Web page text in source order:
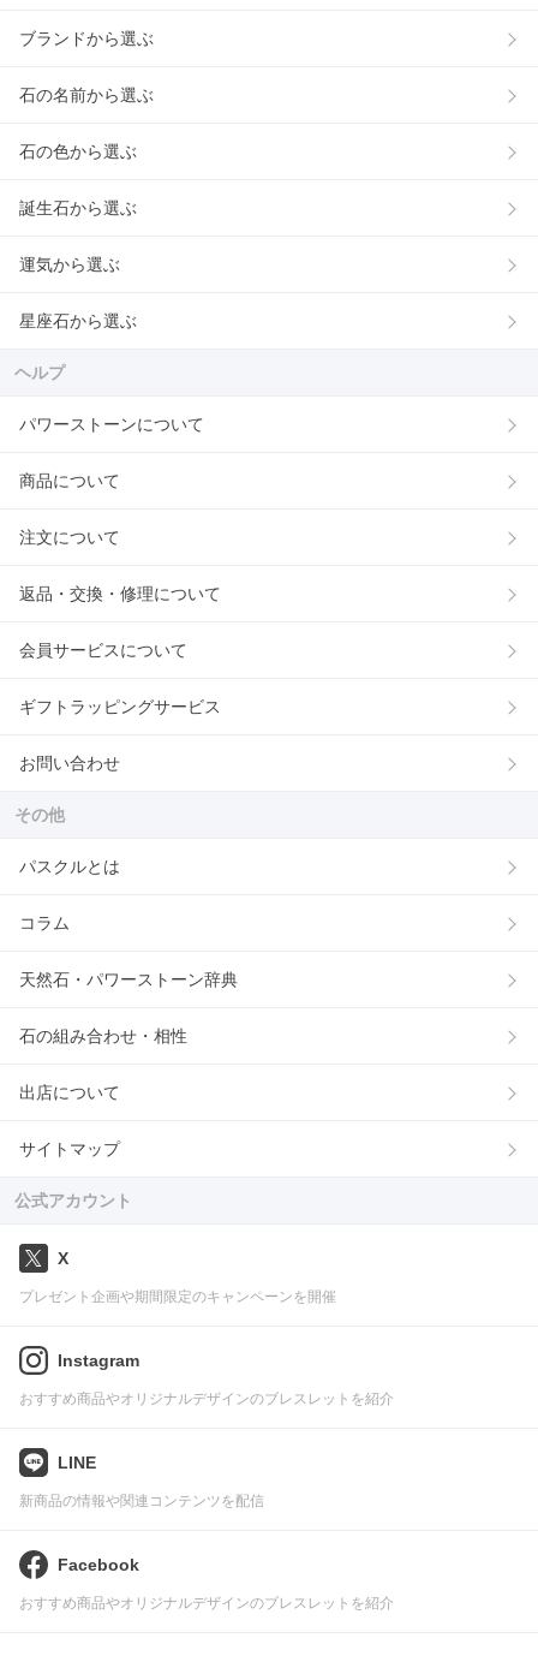
ブランドから選ぶ
石の名前から選ぶ
石の色から選ぶ
誕生石から選ぶ
運気から選ぶ
星座石から選ぶ
ヘルプ
パワーストーンについて
商品について
注文について
返品・交換・修理について
会員サービスについて
ギフトラッピングサービス
お問い合わせ
その他
パスクルとは
コラム
天然石・パワーストーン辞典
石の組み合わせ・相性
出店について
サイトマップ
公式アカウント
X
プレゼント企画や期間限定のキャンペーンを開催
Instagram
おすすめ商品やオリジナルデザインのブレスレットを紹介
LINE
新商品の情報や関連コンテンツを配信
Facebook
おすすめ商品やオリジナルデザインのブレスレットを紹介